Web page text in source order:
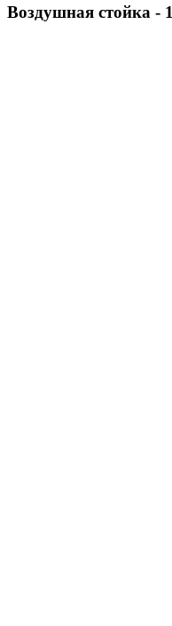
Воздушная стойка - 1